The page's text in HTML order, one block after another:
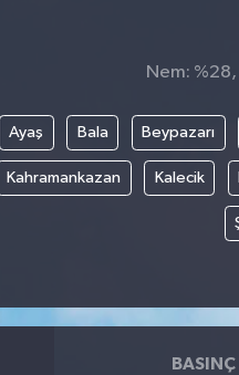
Nem:
Ayaş Bala Beypazarı
Kahramankazan Kalecik
BASINÇ